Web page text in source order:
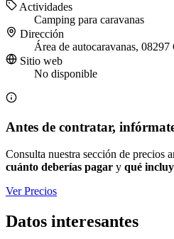
Actividades
Camping para caravanas
Dirección
Área de autocaravanas,
Sitio web
No disponible
Antes de contratar,
Consulta nuestra sección de precios
cuánto deberías pagar y qué
Ver Precios
Datos interesantes